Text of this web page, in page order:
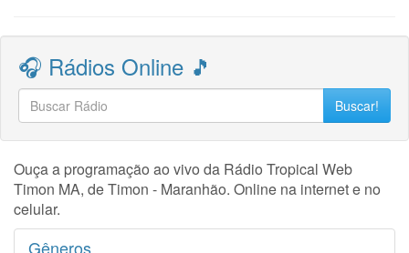
🎧 Rádios Online 🎵
Buscar!
Ouça a programação ao vivo da Rádio Tropical Web
Timon MA, de Timon - Maranhão. Online na internet e no
celular.
Gêneros